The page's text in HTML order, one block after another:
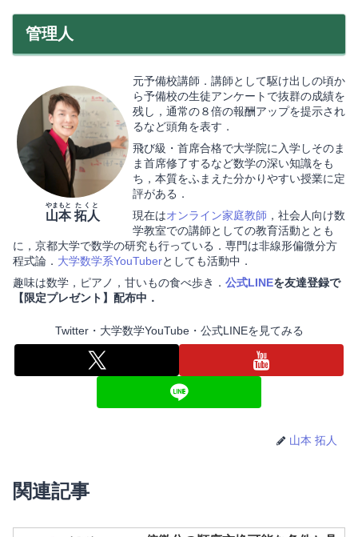
管理人
山本
やまもと
拓人
たくと
元予備校講師．講師として駆け出しの頃か
ら予備校の生徒アンケートで抜群の成績を
残し，通常の８倍の報酬アップを提示され
るなど頭角を表す．
飛び級・首席合格で大学院に入学しそのま
ま首席修了するなど数学の深い知識をも
ち，本質をふまえた分かりやすい授業に定
評がある．
現在はオンライン家庭教師 ，社会人向け数
学教室での講師としての教育活動ととも
に，京都大学で数学の研究も行っている．専門は非線形偏微分方
程式論． 大学数学系YouTuberとしても活動中．
趣味は数学，ピアノ，甘いもの食べ歩き． 公式LINEを友達登録で
【限定プレゼント】配布中．
Twitter・大学数学YouTube・公式LINEを見てみる
山本 拓人
関連記事